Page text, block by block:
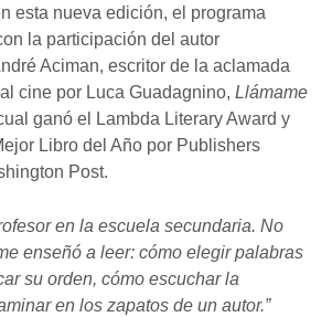
esta nueva edición, el programa
la participación del autor
Aciman, escritor de la aclamada
cine por Luca Guadagnino, Llámame
ganó el Lambda Literary Award y
Libro del Año por Publishers
Post.
en la escuela secundaria. No
enseñó a leer: cómo elegir palabras
su orden, cómo escuchar la
en los zapatos de un autor.”